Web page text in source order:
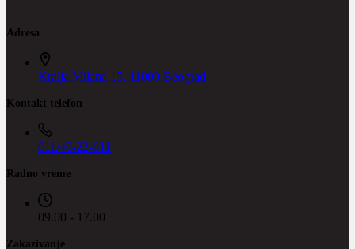
Adresa
Kralja Milana 15, 11000 Beograd
Kontakt telefon
011/40-22-611
Radno vreme
09.00 - 17.00
Zakazivanje